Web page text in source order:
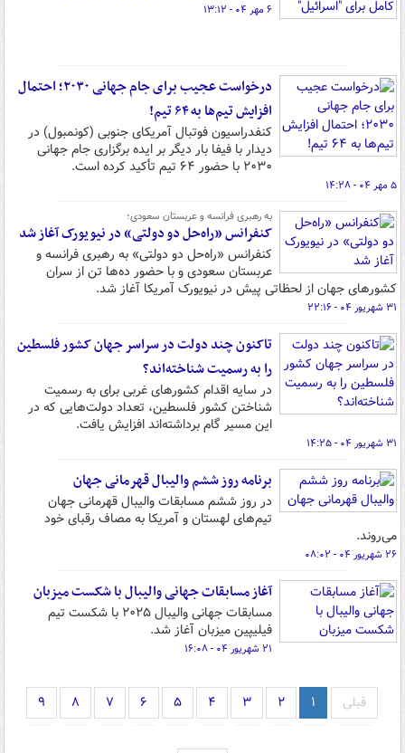
۶ مهر ۰۴ - ۱۳:۱۲
درخواست عجیب برای جام جهانی ۲۰۳۰؛ احتمال
افزایش تیم‌ها به ۶۴ تیم!
کنفدراسیون فوتبال آمریکای جنوبی (کونمبول) در
دیدار با فیفا بار دیگر بر ایده برگزاری جام جهانی
۲۰۳۰ با حضور ۶۴ تیم تأکید کرده است.
۵ مهر ۰۴ - ۱۴:۲۸
به رهبری فرانسه و عربستان سعودی؛
کنفرانس «راه‌حل دو دولتی» در نیویورک آغاز شد
کنفرانس «راه‌حل دو دولتی» به رهبری فرانسه و
عربستان سعودی و با حضور ده‌ها تن از سران
کشورهای جهان از لحظاتی پیش در نیویورک آمریکا آغاز شد.
۳۱ شهریور ۰۴ - ۲۲:۱۶
تاکنون چند دولت در سراسر جهان کشور فلسطین
را به رسمیت شناخته‌اند؟
در سایه اقدام کشورهای غربی برای به رسمیت
شناختن کشور فلسطین، تعداد دولت‌هایی که در
این مسیر گام برداشته‌اند افزایش یافت.
۳۱ شهریور ۰۴ - ۱۴:۲۵
برنامه روز ششم والیبال قهرمانی جهان
در روز ششم مسابقات والیبال قهرمانی جهان
تیم‌های لهستان و آمریکا به مصاف رقبای خود
می‌روند.
۲۶ شهریور ۰۴ - ۰۸:۰۲
آغاز مسابقات جهانی والیبال با شکست میزبان
مسابقات جهانی والیبال ۲۰۲۵ با شکست تیم
فیلیپین میزبان آغاز شد.
۲۱ شهریور ۰۴ - ۱۶:۰۸
قبلی ۱ ۲ ۳ ۴ ۵ ۶ ۷ ۸ ۹